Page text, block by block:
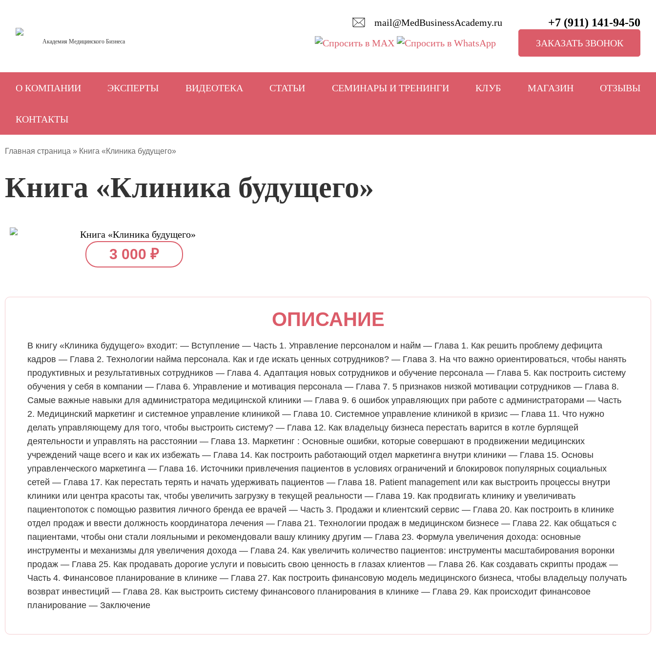
Академия Медицинского Бизнеса
mail@MedBusinessAcademy.ru +7 (911) 141-94-50
ЗАКАЗАТЬ ЗВОНОК
О КОМПАНИИ ЭКСПЕРТЫ ВИДЕОТЕКА СТАТЬИ СЕМИНАРЫ И ТРЕНИНГИ КЛУБ МАГАЗИН ОТЗЫВЫ
КОНТАКТЫ
Главная страница » Книга «Клиника будущего»
Книга «Клиника будущего»
3 000₽
ОПИСАНИЕ
В книгу «Клиника будущего» входит: — Вступление — Часть 1. Управление персоналом и найм — Глава 1. Как решить проблему дефицита
кадров — Глава 2. Технологии найма персонала. Как и где искать ценных сотрудников? — Глава 3. На что важно ориентироваться, чтобы нанять
продуктивных и результативных сотрудников — Глава 4. Адаптация новых сотрудников и обучение персонала — Глава 5. Как построить систему
обучения у себя в компании — Глава 6. Управление и мотивация персонала — Глава 7. 5 признаков низкой мотивации сотрудников — Глава 8.
Самые важные навыки для администратора медицинской клиники — Глава 9. 6 ошибок управляющих при работе с администраторами — Часть
2. Медицинский маркетинг и системное управление клиникой — Глава 10. Системное управление клиникой в кризис — Глава 11. Что нужно
делать управляющему для того, чтобы выстроить систему? — Глава 12. Как владельцу бизнеса перестать варится в котле бурлящей
деятельности и управлять на расстоянии — Глава 13. Маркетинг : Основные ошибки, которые совершают в продвижении медицинских
учреждений чаще всего и как их избежать — Глава 14. Как построить работающий отдел маркетинга внутри клиники — Глава 15. Основы
управленческого маркетинга — Глава 16. Источники привлечения пациентов в условиях ограничений и блокировок популярных социальных
сетей — Глава 17. Как перестать терять и начать удерживать пациентов — Глава 18. Patient management или как выстроить процессы внутри
клиники или центра красоты так, чтобы увеличить загрузку в текущей реальности — Глава 19. Как продвигать клинику и увеличивать
пациентопоток с помощью развития личного бренда ее врачей — Часть 3. Продажи и клиентский сервис — Глава 20. Как построить в клинике
отдел продаж и ввести должность координатора лечения — Глава 21. Технологии продаж в медицинском бизнесе — Глава 22. Как общаться с
пациентами, чтобы они стали лояльными и рекомендовали вашу клинику другим — Глава 23. Формула увеличения дохода: основные
инструменты и механизмы для увеличения дохода — Глава 24. Как увеличить количество пациентов: инструменты масштабирования воронки
продаж — Глава 25. Как продавать дорогие услуги и повысить свою ценность в глазах клиентов — Глава 26. Как создавать скрипты продаж —
Часть 4. Финансовое планирование в клинике — Глава 27. Как построить финансовую модель медицинского бизнеса, чтобы владельцу получать
возврат инвестиций — Глава 28. Как выстроить систему финансового планирования в клинике — Глава 29. Как происходит финансовое
планирование — Заключение